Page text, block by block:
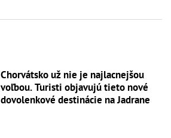
Chorvátsko už nie je najlacnejšou
voľbou. Turisti objavujú tieto nové
dovolenkové destinácie na Jadrane